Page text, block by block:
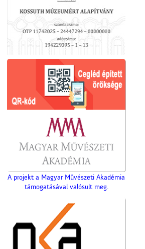
A projekt a Magyar Művészeti Akadémia
támogatásával valósult meg.